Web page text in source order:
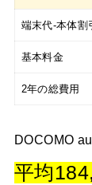
端末代-本体割
基本料金
2年の総費用
DOCOMO
平均